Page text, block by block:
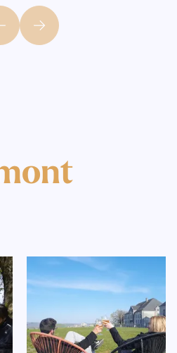
Volgende